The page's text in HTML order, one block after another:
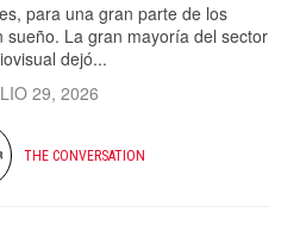
para una gran parte de los
sueño. La gran mayoría del sector
dejó...
29, 2026
THE CONVERSATION